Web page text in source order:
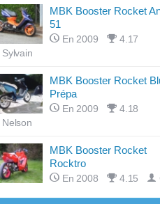
MBK Booster Rocket
51
En 2009
4.17
Sylvain
MBK Booster Rocket
Prépa
En 2009
4.18
Nelson
MBK Booster Rocket
Rocktro
En 2008 4.15